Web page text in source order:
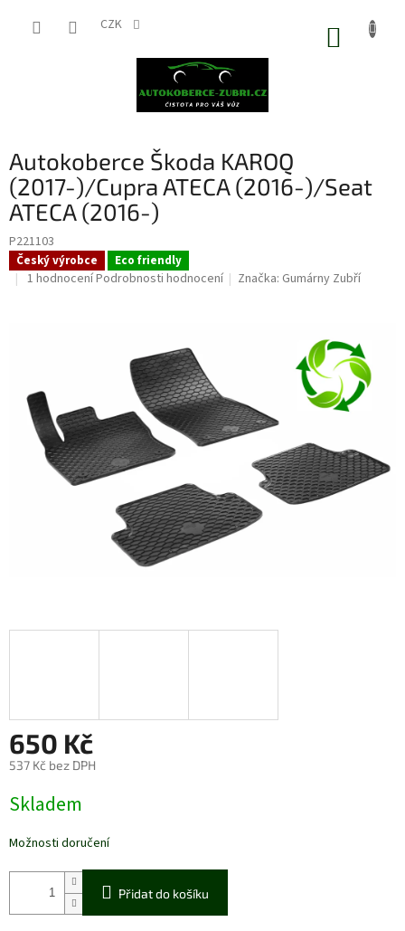
CZK
Autokoberce Škoda KAROQ
(2017-)/Cupra ATECA (2016-)/Seat
ATECA (2016-)
P221103
Český výrobce Eco friendly
Průměrné
hvězdiček.
1 hodnoceníPodrobnosti hodnocení Značka: Gumárny Zubří
650 Kč
537 Kč bez DPH
cena:
Skladem
Možnosti doručení
Přidat do košíku